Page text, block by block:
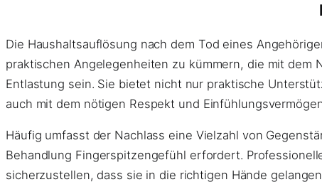
Die Haushaltsauflösung nach dem Tod eines
praktischen Angelegenheiten zu kümmern, die mit dem
Entlastung sein. Sie bietet nicht nur praktische
auch mit dem nötigen Respekt und
Häufig umfasst der Nachlass eine Vielzahl von
Behandlung Fingerspitzengefühl erfordert.
sicherzustellen, dass sie in die richtigen Hände